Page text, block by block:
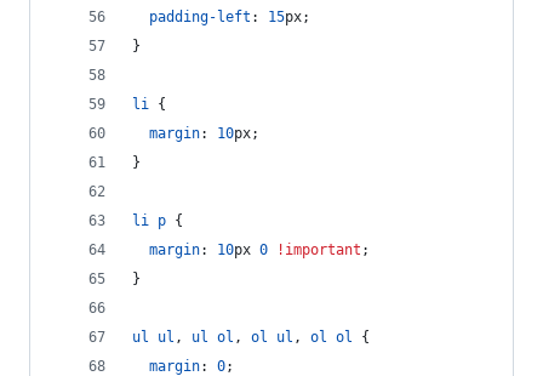
padding-left : 15px;
}
li {
margin: 10px;
}
li p {
margin: 10px 0 !important ;
}
ul ul , ul ol , ol ul , ol ol {
margin: 0;